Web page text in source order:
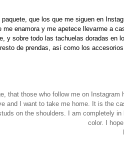
que los que me siguen en
enamora y me apetece llevarme a
y sobre todo las tachuelas doradas
de prendas, así como los
that those who follow me on Instagram
and I want to take me home. It is the
on the shoulders. I am completely in
color.
I hope